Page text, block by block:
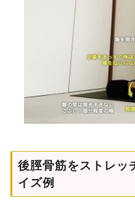
後脛骨筋をストレッ
イズ例